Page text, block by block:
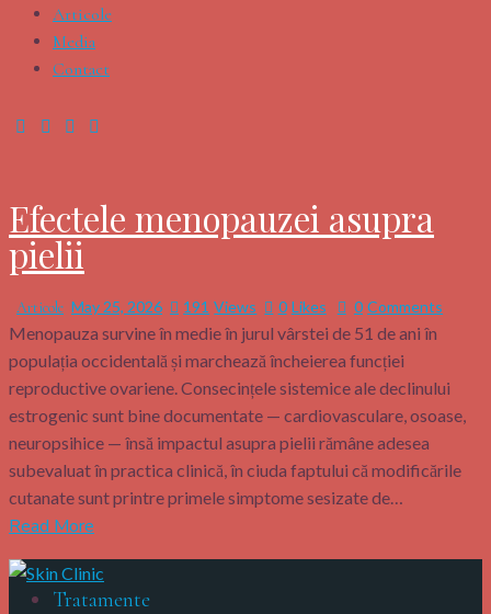
Articole
Media
Contact
Efectele menopauzei asupra
pielii
Articole May 25, 2026 191 Views 0 Likes 0 Comments
Menopauza survine în medie în jurul vârstei de 51 de ani în
populația occidentală și marchează încheierea funcției
reproductive ovariene. Consecințele sistemice ale declinului
estrogenic sunt bine documentate — cardiovasculare, osoase,
neuropsihice — însă impactul asupra pielii rămâne adesea
subevaluat în practica clinică, în ciuda faptului că modificările
cutanate sunt printre primele simptome sesizate de…
Read More
Tratamente